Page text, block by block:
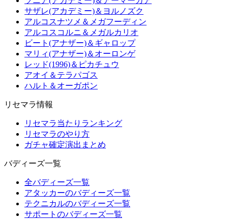
サザレ(アカデミー)＆ヨルノズク
アルコスナツメ＆メガフーディン
アルコスコルニ＆メガルカリオ
ビート(アナザー)＆ギャロップ
マリィ(アナザー)＆オーロンゲ
レッド(1996)＆ピカチュウ
アオイ＆テラパゴス
ハルト＆オーガポン
リセマラ情報
リセマラ当たりランキング
リセマラのやり方
ガチャ確定演出まとめ
バディーズ一覧
全バディーズ一覧
アタッカーのバディーズ一覧
テクニカルのバディーズ一覧
サポートのバディーズ一覧